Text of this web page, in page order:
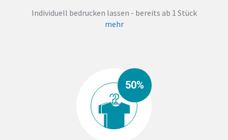
Individuell bedrucken lassen - bereits ab 1 Stück
mehr
50%